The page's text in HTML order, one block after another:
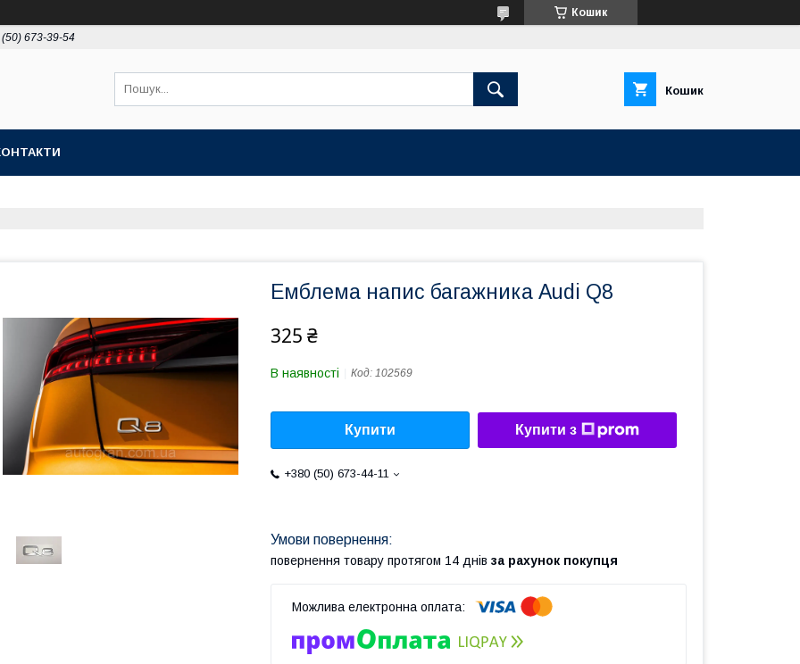
Кошик
673-39-54
Кошик
Емблема напис багажника Audi Q8
325 ₴
В наявності Код: 102569
Купити Купити з
+380 (50) 673-44-11
повернення товару протягом 14 днів за рахунок покупця